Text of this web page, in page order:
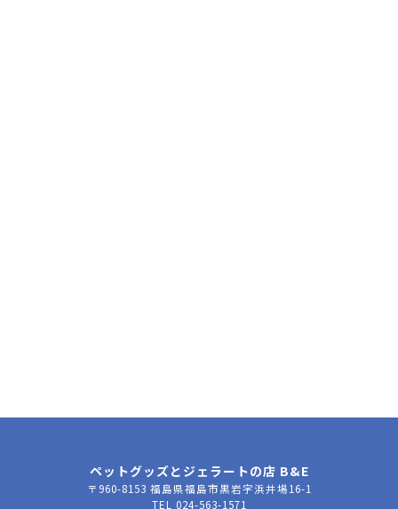
ペットグッズとジェラートの店 B&E
〒960-8153 福島県福島市黒岩字浜井場16-1
TEL 024-563-1571